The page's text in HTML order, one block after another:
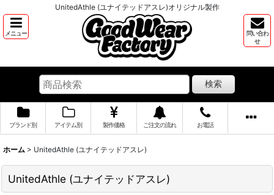
UnitedAthle (ユナイテッドアスレ)オリジナル製作
メニュー
問い合わ
せ
検索
ブランド別 アイテム別 製作価格 ご注文の流れ お電話
ホーム > UnitedAthle (ユナイテッドアスレ)
UnitedAthle (ユナイテッドアスレ)